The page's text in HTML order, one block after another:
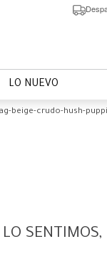
LO NUEVO
beige-crudo-hush-
LO